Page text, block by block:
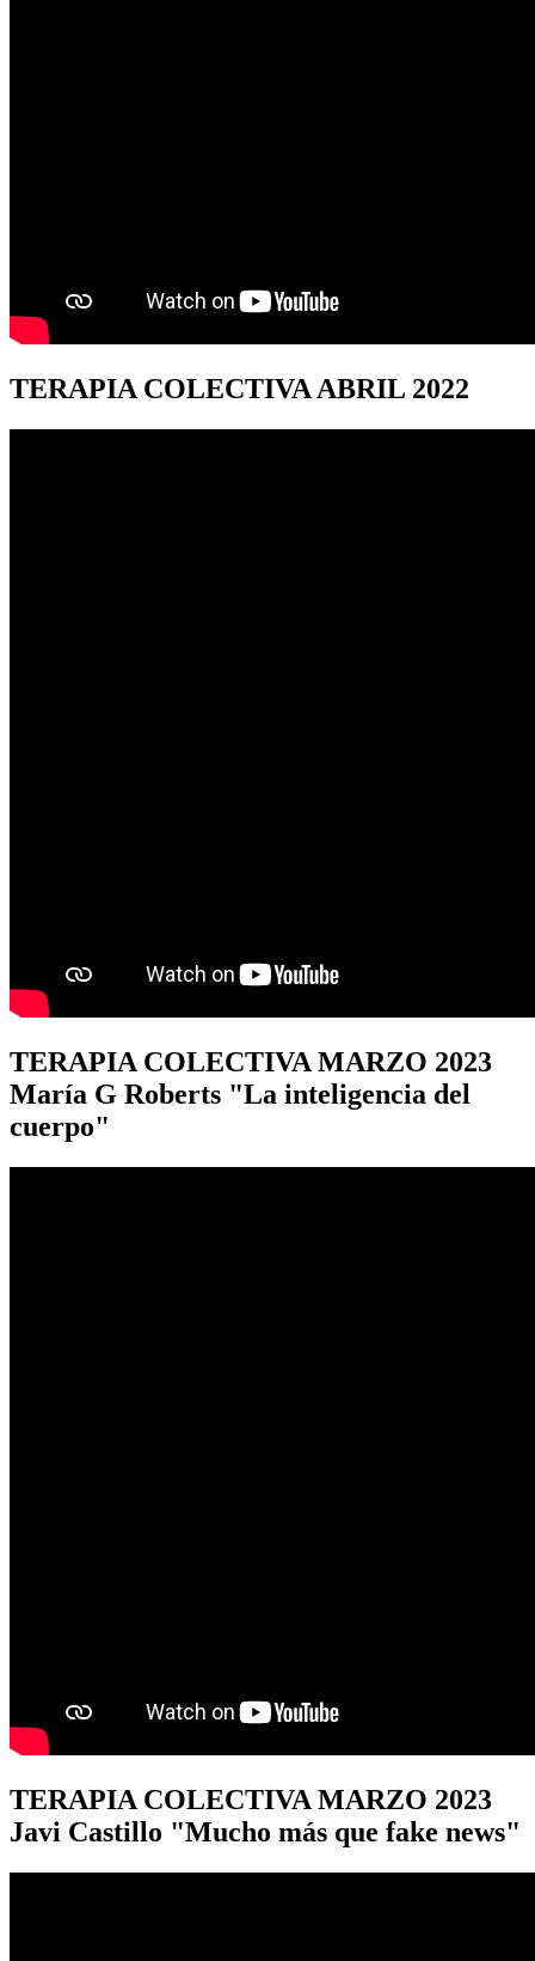
TERAPIA COLECTIVA ABRIL 2022
TERAPIA COLECTIVA MARZO 2023
María G Roberts "La inteligencia del
cuerpo"
TERAPIA COLECTIVA MARZO 2023
Javi Castillo "Mucho más que fake news"